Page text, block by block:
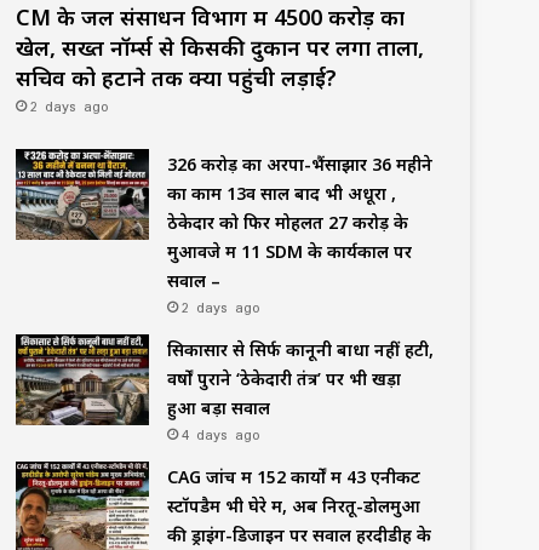
CM के जल संसाधन विभाग में ₹4500 करोड़ का
खेल, सख्त नॉर्म्स से किसकी दुकान पर लगा ताला,
सचिव को हटाने तक क्यों पहुंची लड़ाई?
2 days ago
₹326 करोड़ का अरपा-भैंसाझार 36 महीने
का काम 13वें साल बाद भी अधूरा ,
ठेकेदार को फिर मोहलत ₹27 करोड़ के
मुआवजे में 11 SDM के कार्यकाल पर
सवाल –
2 days ago
सिकासार से सिर्फ कानूनी बाधा नहीं हटी,
वर्षों पुराने ‘ठेकेदारी तंत्र’ पर भी खड़ा
हुआ बड़ा सवाल
4 days ago
CAG जांच में 152 कार्यों में 43 एनीकट
स्टॉपडैम भी घेरे में, अब निरतू-डोलमुआ
की ड्राइंग-डिजाइन पर सवाल हरदीडीह के